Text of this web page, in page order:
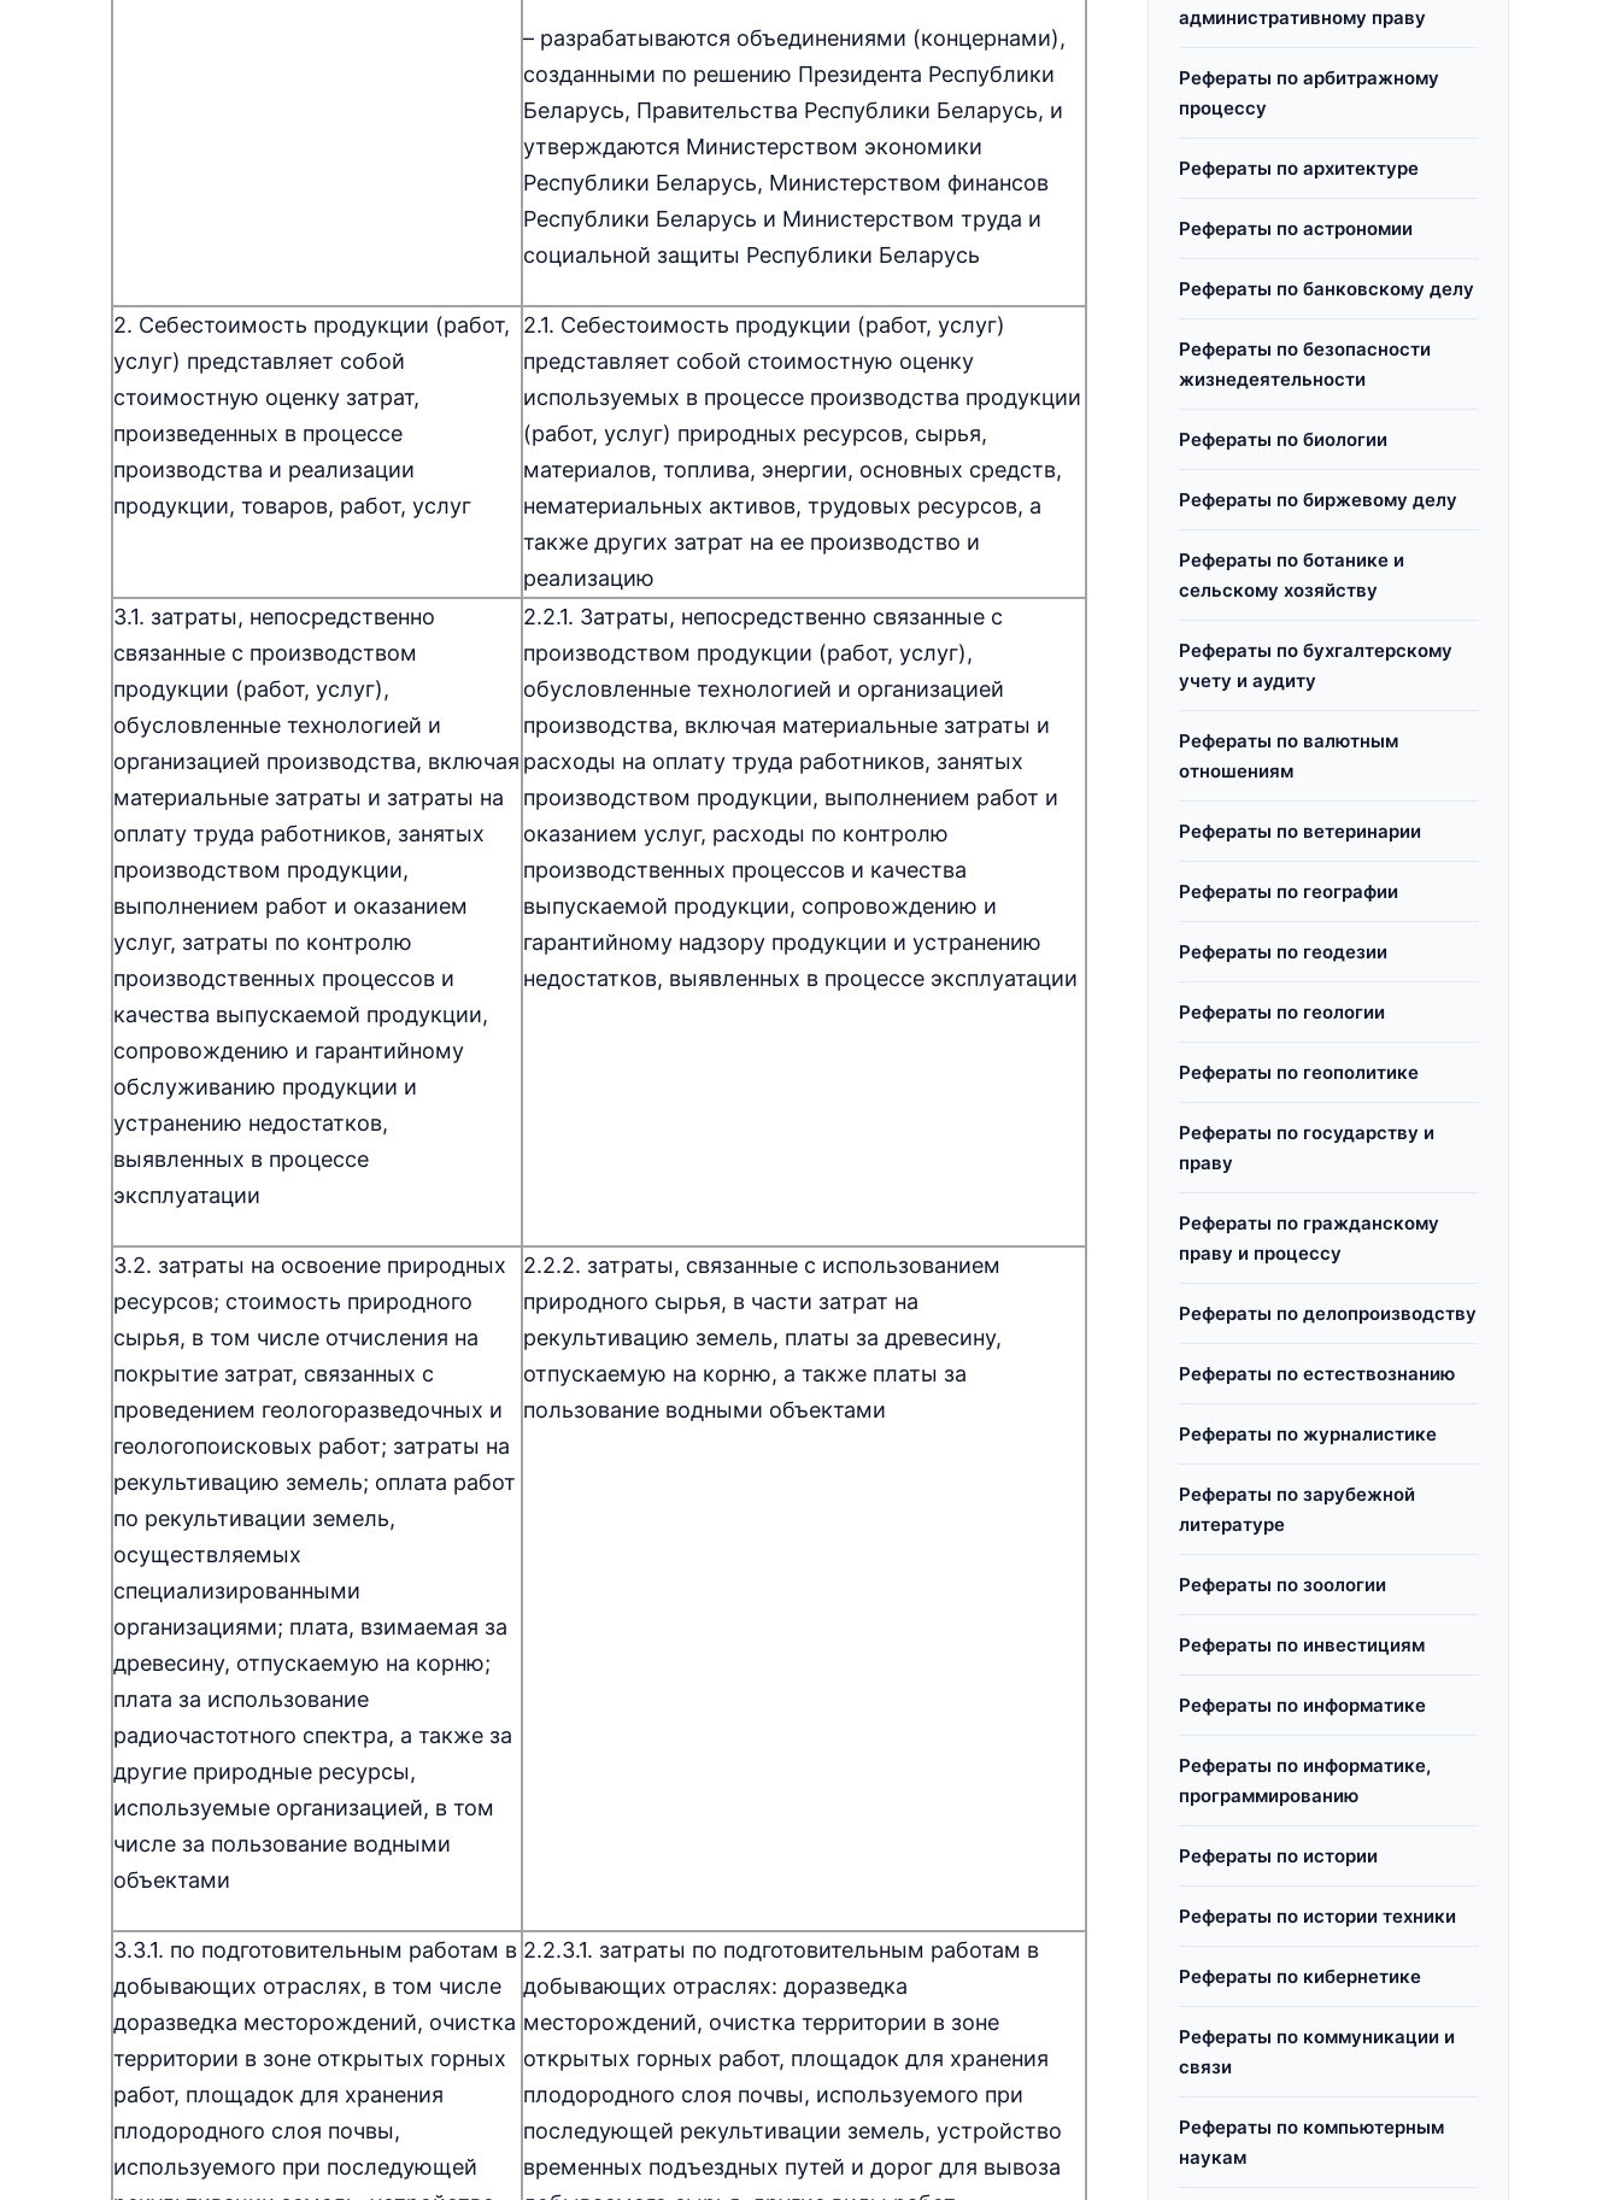
– разрабатываются объединениями (концернами),
созданными по решению Президента Республики
Беларусь, Правительства Республики Беларусь, и
утверждаются Министерством экономики
Республики Беларусь, Министерством финансов
Республики Беларусь и Министерством труда и
социальной защиты Республики Беларусь
2. Себестоимость продукции (работ,
услуг) представляет собой
стоимостную оценку затрат,
произведенных в процессе
производства и реализации
продукции, товаров, работ, услуг
2.1. Себестоимость продукции (работ, услуг)
представляет собой стоимостную оценку
используемых в процессе производства продукции
(работ, услуг) природных ресурсов, сырья,
материалов, топлива, энергии, основных средств,
нематериальных активов, трудовых ресурсов, а
также других затрат на ее производство и
реализацию
3.1. затраты, непосредственно
связанные с производством
продукции (работ, услуг),
обусловленные технологией и
организацией производства, включая
материальные затраты и затраты на
оплату труда работников, занятых
производством продукции,
выполнением работ и оказанием
услуг, затраты по контролю
производственных процессов и
качества выпускаемой продукции,
сопровождению и гарантийному
обслуживанию продукции и
устранению недостатков,
выявленных в процессе
эксплуатации
2.2.1. Затраты, непосредственно связанные с
производством продукции (работ, услуг),
обусловленные технологией и организацией
производства, включая материальные затраты и
расходы на оплату труда работников, занятых
производством продукции, выполнением работ и
оказанием услуг, расходы по контролю
производственных процессов и качества
выпускаемой продукции, сопровождению и
гарантийному надзору продукции и устранению
недостатков, выявленных в процессе эксплуатации
3.2. затраты на освоение природных
ресурсов; стоимость природного
сырья, в том числе отчисления на
покрытие затрат, связанных с
проведением геологоразведочных и
геологопоисковых работ; затраты на
рекультивацию земель; оплата работ
по рекультивации земель,
осуществляемых
специализированными
организациями; плата, взимаемая за
древесину, отпускаемую на корню;
плата за использование
радиочастотного спектра, а также за
другие природные ресурсы,
используемые организацией, в том
числе за пользование водными
объектами
2.2.2. затраты, связанные с использованием
природного сырья, в части затрат на
рекультивацию земель, платы за древесину,
отпускаемую на корню, а также платы за
пользование водными объектами
3.3.1. по подготовительным работам в
добывающих отраслях, в том числе
доразведка месторождений, очистка
территории в зоне открытых горных
работ, площадок для хранения
плодородного слоя почвы,
используемого при последующей
2.2.3.1. затраты по подготовительным работам в
добывающих отраслях: доразведка
месторождений, очистка территории в зоне
открытых горных работ, площадок для хранения
плодородного слоя почвы, используемого при
последующей рекультивации земель, устройство
временных подъездных путей и дорог для вывоза
административному праву
Рефераты по арбитражному
процессу
Рефераты по архитектуре
Рефераты по астрономии
Рефераты по банковскому делу
Рефераты по безопасности
жизнедеятельности
Рефераты по биологии
Рефераты по биржевому делу
Рефераты по ботанике и
сельскому хозяйству
Рефераты по бухгалтерскому
учету и аудиту
Рефераты по валютным
отношениям
Рефераты по ветеринарии
Рефераты по географии
Рефераты по геодезии
Рефераты по геологии
Рефераты по геополитике
Рефераты по государству и
праву
Рефераты по гражданскому
праву и процессу
Рефераты по делопроизводству
Рефераты по естествознанию
Рефераты по журналистике
Рефераты по зарубежной
литературе
Рефераты по зоологии
Рефераты по инвестициям
Рефераты по информатике
Рефераты по информатике,
программированию
Рефераты по истории
Рефераты по истории техники
Рефераты по кибернетике
Рефераты по коммуникации и
связи
Рефераты по компьютерным
наукам